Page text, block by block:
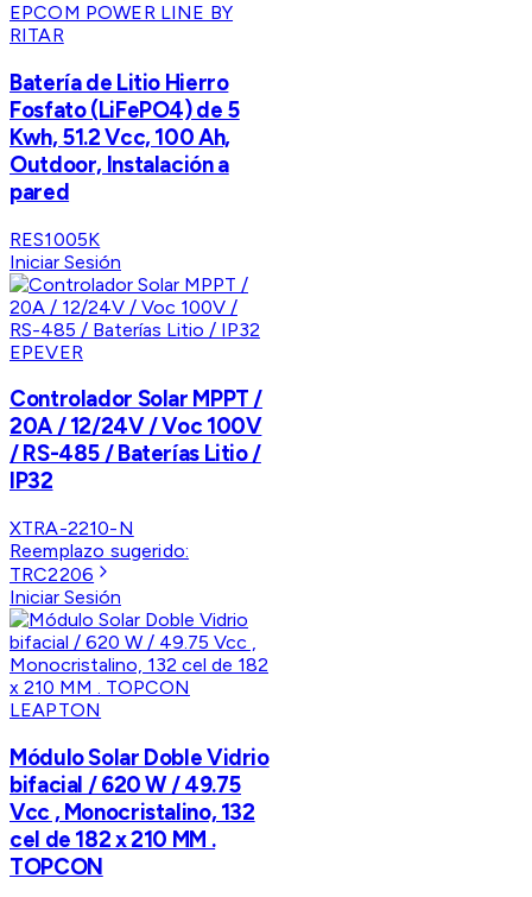
EPCOM POWER LINE BY
RITAR
Batería de Litio Hierro
Fosfato (LiFePO4) de 5
Kwh, 51.2 Vcc, 100 Ah,
Outdoor, Instalación a
pared
RES1005K
Iniciar Sesión
EPEVER
Controlador Solar MPPT /
20A / 12/24V / Voc 100V
/ RS-485 / Baterías Litio /
IP32
XTRA-2210-N
Reemplazo sugerido:
TRC2206
Iniciar Sesión
LEAPTON
Módulo Solar Doble Vidrio
bifacial / 620 W / 49.75
Vcc , Monocristalino, 132
cel de 182 x 210 MM .
TOPCON